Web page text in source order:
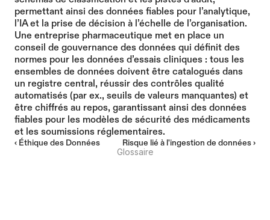
permettant ainsi des données fiables pour l’analytique,
l’IA et la prise de décision à l’échelle de l’organisation.
Une entreprise pharmaceutique met en place un
conseil de gouvernance des données qui définit des
normes pour les données d’essais cliniques : tous les
ensembles de données doivent être catalogués dans
un registre central, réussir des contrôles qualité
automatisés (par ex., seuils de valeurs manquantes) et
être chiffrés au repos, garantissant ainsi des données
fiables pour les modèles de sécurité des médicaments
et les soumissions réglementaires.
‹ Éthique des Données Risque lié à l'ingestion de données ›
Glossaire